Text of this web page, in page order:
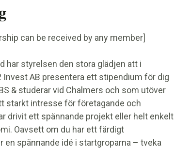
can be received by any member]
har styrelsen den stora glädjen att i
Invest AB presentera ett stipendium för dig
& studerar vid Chalmers och som utöver
starkt intresse för företagande och
drivit ett spännande projekt eller helt enkelt
Oavsett om du har ett färdigt
spännande idé i startgroparna – tveka